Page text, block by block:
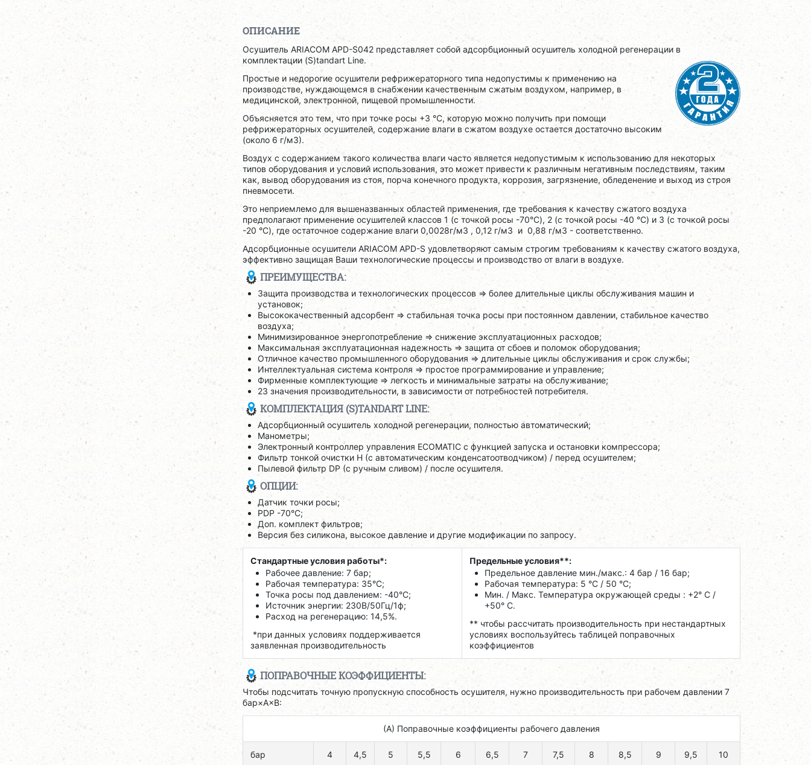
ОПИСАНИЕ
Осушитель ARIACOM APD-S042 представляет собой адсорбционный осушитель холодной регенерации в
комплектации (S)tandart Line.
Простые и недорогие осушители рефрижераторного типа недопустимы к применению на
производстве, нуждающемся в снабжении качественным сжатым воздухом, например, в
медицинской, электронной, пищевой промышленности.
Объясняется это тем, что при точке росы +3 °C, которую можно получить при помощи
рефрижераторных осушителей, содержание влаги в сжатом воздухе остается достаточно высоким
(около 6 г/м3).
Воздух с содержанием такого количества влаги часто является недопустимым к использованию для некоторых
типов оборудования и условий использования, это может привести к различным негативным последствиям, таким
как, вывод оборудования из стоя, порча конечного продукта, коррозия, загрязнение, обледенение и выход из строя
пневмосети.
Это неприемлемо для вышеназванных областей применения, где требования к качеству сжатого воздуха
предполагают применение осушителей классов 1 (с точкой росы -70°C), 2 (с точкой росы -40 °C) и 3 (с точкой росы
-20 °C), где остаточное содержание влаги 0,0028г/м3 , 0,12 г/м3 и 0,88 г/м3 - соответственно.
Адсорбционные осушители ARIACOM APD-S удовлетворяют самым строгим требованиям к качеству сжатого воздуха,
эффективно защищая Ваши технологические процессы и производство от влаги в воздухе.
ПРЕИМУЩЕСТВА:
Защита производства и технологических процессов => более длительные циклы обслуживания машин и
установок;
Высококачественный адсорбент => стабильная точка росы при постоянном давлении, стабильное качество
воздуха;
Минимизированное энергопотребление => снижение эксплуатационных расходов;
Максимальная эксплуатационная надежность => защита от сбоев и поломок оборудования;
Отличное качество промышленного оборудования => длительные циклы обслуживания и срок службы;
Интеллектуальная система контроля => простое программирование и управление;
Фирменные комплектующие => легкость и минимальные затраты на обслуживание;
23 значения производительности, в зависимости от потребностей потребителя.
КОМПЛЕКТАЦИЯ (S)TANDART LINE:
Адсорбционный осушитель холодной регенерации, полностью автоматический;
Манометры;
Электронный контроллер управления ECOMATIC с функцией запуска и остановки компрессора;
Фильтр тонкой очистки H (с автоматическим конденсатоотводчиком) / перед осушителем;
Пылевой фильтр DP (с ручным сливом) / после осушителя.
ОПЦИИ:
Датчик точки росы;
PDP -70°C;
Доп. комплект фильтров;
Версия без силикона, высокое давление и другие модификации по запросу.
Стандартные условия работы*:
Рабочее давление: 7 бар;
Рабочая температура: 35°C;
Точка росы под давлением: -40°C;
Источник энергии: 230В/50Гц/1ф;
Расход на регенерацию: 14,5%.
*при данных условиях поддерживается
заявленная производительность
Предельные условия**:
Предельное давление мин./макс.: 4 бар / 16 бар;
Рабочая температура: 5 °C / 50 °C;
Мин. / Макс. Температура окружающей среды : +2° С /
+50° C.
** чтобы рассчитать производительность при нестандартных
условиях воспользуйтесь таблицей поправочных
коэффициентов
ПОПРАВОЧНЫЕ КОЭФФИЦИЕНТЫ:
Чтобы подсчитать точную пропускную способность осушителя, нужно производительность при рабочем давлении 7
бар×A×B:
(А) Поправочные коэффициенты рабочего давления
бар 4 4,5 5 5,5 6 6,5 7 7,5 8 8,5 9 9,5 10